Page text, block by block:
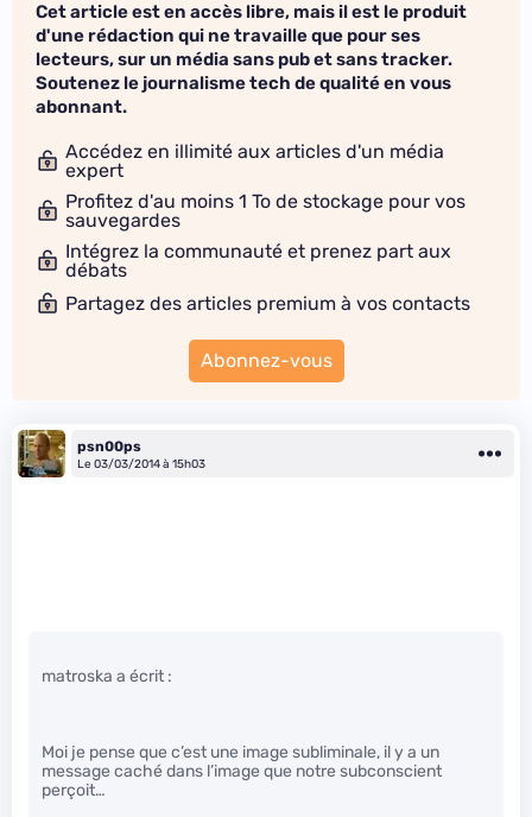
Cet article est en accès libre, mais il est le produit
d'une rédaction qui ne travaille que pour ses
lecteurs, sur un média sans pub et sans tracker.
Soutenez le journalisme tech de qualité en vous
abonnant.
Accédez en illimité aux articles d'un média
expert
Profitez d'au moins 1 To de stockage pour vos
sauvegardes
Intégrez la communauté et prenez part aux
débats
Partagez des articles premium à vos contacts
Abonnez-vous
psn00ps
Le 03/03/2014 à 15h03
matroska a écrit :
Moi je pense que c’est une image subliminale, il y a un
message caché dans l’image que notre subconscient
perçoit…